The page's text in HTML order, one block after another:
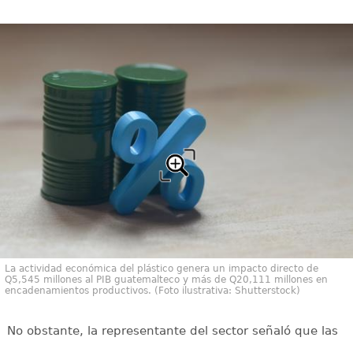
La actividad económica del plástico genera un impacto directo de
Q5,545 millones al PIB guatemalteco y más de Q20,111 millones en
encadenamientos productivos. (Foto ilustrativa: Shutterstock)
No obstante, la representante del sector señaló que las